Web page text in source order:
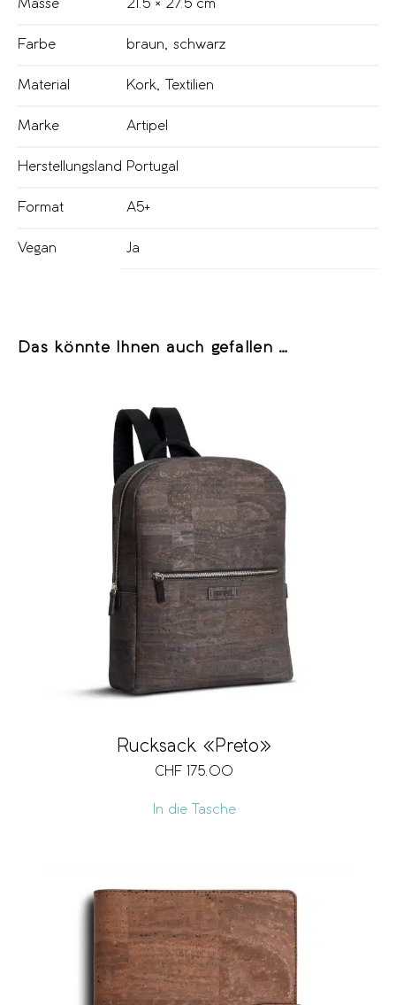
Masse 21.5 × 27.5 cm
Farbe braun schwarz
Material Kork Textilien
Marke Artipel
Herstellungsland Portugal
Format A5+
Vegan Ja
Das könnte Ihnen auch gefallen …
Rucksack «Preto»
CHF 175.00
In die Tasche